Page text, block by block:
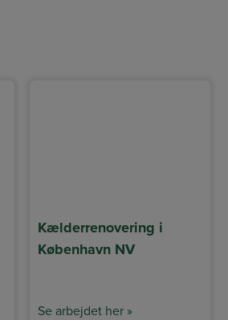
Kælderrenovering i
København NV
Se arbejdet her »